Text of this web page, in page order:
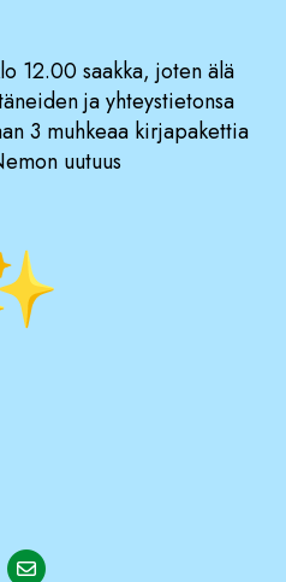
12.00 saakka, joten älä
ja yhteystietonsa
3 muhkeaa kirjapakettia
uutuus
Twitter
Share on WhatsApp